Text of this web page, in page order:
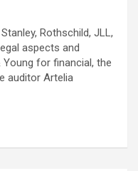
Rothschild, JLL,
aspects and
for financial, the
auditor Artelia